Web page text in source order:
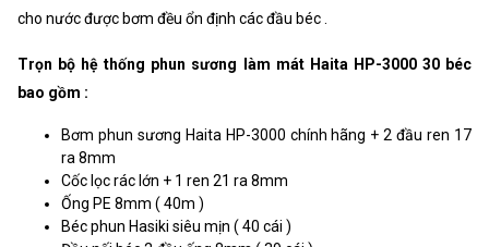
cho nước được bơm đều ổn định các đầu béc .
Trọn bộ hệ thống phun sương làm mát Haita HP-3000 30 béc
bao gồm :
Bơm phun sương Haita HP-3000 chính hãng + 2 đầu ren 17
ra 8mm
Cốc lọc rác lớn + 1 ren 21 ra 8mm
Ống PE 8mm ( 40m )
Béc phun Hasiki siêu mịn ( 40 cái )